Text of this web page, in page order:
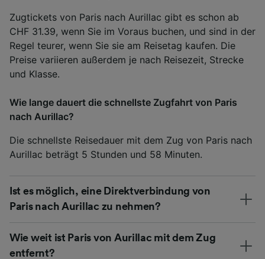
Zugtickets von Paris nach Aurillac gibt es schon ab
CHF 31.39, wenn Sie im Voraus buchen, und sind in der
Regel teurer, wenn Sie sie am Reisetag kaufen. Die
Preise variieren außerdem je nach Reisezeit, Strecke
und Klasse.
Wie lange dauert die schnellste Zugfahrt von Paris
nach Aurillac?
Die schnellste Reisedauer mit dem Zug von Paris nach
Aurillac beträgt 5 Stunden und 58 Minuten.
Ist es möglich, eine Direktverbindung von
Paris nach Aurillac zu nehmen?
Wie weit ist Paris von Aurillac mit dem Zug
entfernt?